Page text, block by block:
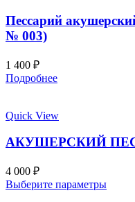
Пессарий
№ 003)
1 400 ₽
Подробнее
Quick View
АКУШЕРСКИЙ
4 000 ₽
Выберите параметры